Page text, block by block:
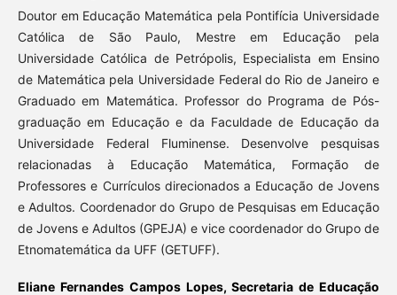
Doutor em Educação Matemática pela Pontifícia Universidade
Católica de São Paulo, Mestre em Educação pela
Universidade Católica de Petrópolis, Especialista em Ensino
de Matemática pela Universidade Federal do Rio de Janeiro e
Graduado em Matemática. Professor do Programa de Pós-
graduação em Educação e da Faculdade de Educação da
Universidade Federal Fluminense. Desenvolve pesquisas
relacionadas à Educação Matemática, Formação de
Professores e Currículos direcionados a Educação de Jovens
e Adultos. Coordenador do Grupo de Pesquisas em Educação
de Jovens e Adultos (GPEJA) e vice coordenador do Grupo de
Etnomatemática da UFF (GETUFF).
Eliane Fernandes Campos Lopes,Secretaria de Educação